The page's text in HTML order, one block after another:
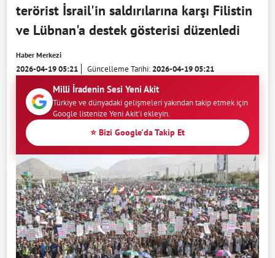
terörist İsrail'in saldırılarına karşı Filistin
ve Lübnan'a destek gösterisi düzenledi
Haber Merkezi
2026-04-19 05:21 Güncelleme Tarihi:2026-04-19 05:21
Milli İradenin Sesi Yeni Akit
Türkiye ve dünyadaki gelişmeleri yakından takip etmek için
Google listenize Yeni Akit'i ekleyin.
⭐ Bizi Google'da Takip Et